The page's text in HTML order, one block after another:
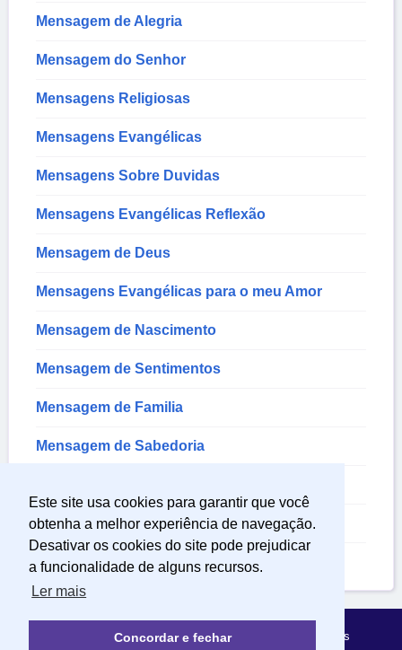
Este site usa cookies para garantir que você
obtenha a melhor experiência de navegação.
Desativar os cookies do site pode prejudicar
a funcionalidade de alguns recursos.
Ler mais
Concordar e fechar
Mensagem de Alegria
Mensagem do Senhor
Mensagens Religiosas
Mensagens Evangélicas
Mensagens Sobre Duvidas
Mensagens Evangélicas Reflexão
Mensagem de Deus
Mensagens Evangélicas para o meu Amor
Mensagem de Nascimento
Mensagem de Sentimentos
Mensagem de Familia
Mensagem de Sabedoria
Mensagem de Amizade
Textos Sobre Amizade
Política de Privacidade Sobre Mensagens Mágicas